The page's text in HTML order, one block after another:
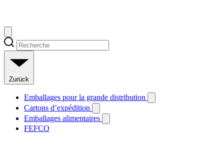
Zurück
Emballages pour la grande distribution
Cartons d’expédition
Emballages alimentaires
FEFCO